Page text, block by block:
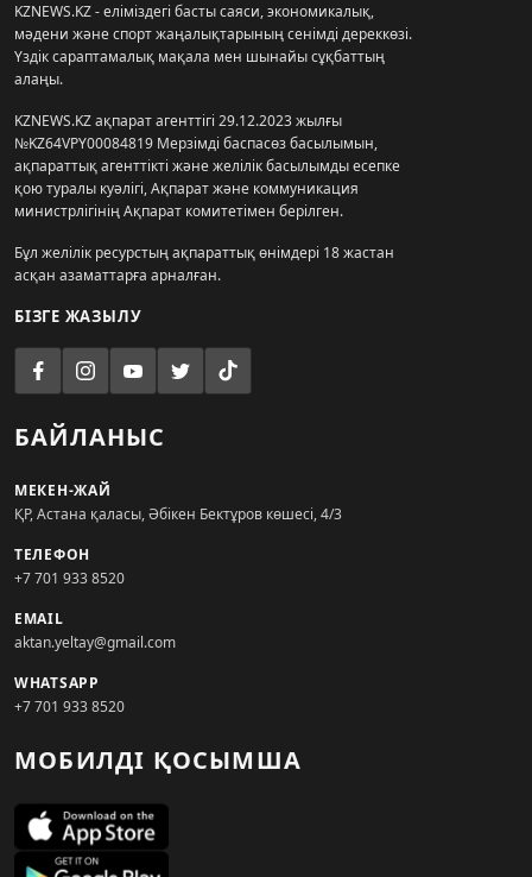
KZNEWS.KZ - еліміздегі басты саяси, экономикалық,
мәдени және спорт жаңалықтарының сенімді дереккөзі.
Үздік сараптамалық мақала мен шынайы сұқбаттың
алаңы.
KZNEWS.KZ ақпарат агенттігі 29.12.2023 жылғы
№KZ64VPY00084819 Мерзімді баспасөз басылымын,
ақпараттық агенттікті және желілік басылымды есепке
қою туралы куәлігі, Ақпарат және коммуникация
министрлігінің Ақпарат комитетімен берілген.
Бұл желілік ресурстың ақпараттық өнімдері 18 жастан
асқан азаматтарға арналған.
БІЗГЕ ЖАЗЫЛУ
БАЙЛАНЫС
МЕКЕН-ЖАЙ
ҚР, Астана қаласы, Әбікен Бектұров көшесі, 4/3
ТЕЛЕФОН
+7 701 933 8520
EMAIL
aktan.yeltay@gmail.com
WHATSAPP
+7 701 933 8520
МОБИЛДІ ҚОСЫМША